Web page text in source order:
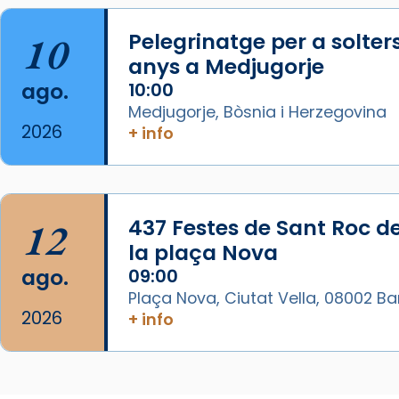
Foto
View on Facebook Share
Arquebisbat de Barcelona
Semproniana ens ajuden a alçar
la mirada»
Mons. Sergi Gordo, bisbe de
Tortosa, ha presidit aquest 27 de
juliol la missa de Les Santes de
Mataró.
10
ago.
2026
Pelegrinatge per a
anys a Medjugorje
10:00
Medjugorje, Bòsnia i Herzegovina
+ info
12
ago.
2026
437 Festes de Sant Roc
la plaça Nova
09:00
Plaça Nova, Ciutat Vella, 08002
+ info